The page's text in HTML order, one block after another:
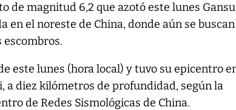
de magnitud 6,2 que azotó este lunes
en el noreste de China, donde aún se buscan
escombros.
este lunes (hora local) y tuvo su epicentro
a diez kilómetros de profundidad, según la
de Redes Sismológicas de China.